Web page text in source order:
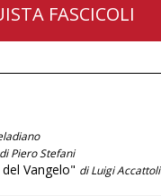
FASCICOLI
di Piero Stefani
Vangelo" di Luigi Accattoli